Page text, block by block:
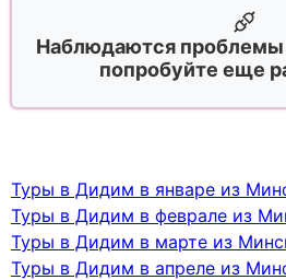
Наблюдаются проблемы
попробуйте еще
Туры в Дидим в январе из
Туры в Дидим в феврале из
Туры в Дидим в марте из
Туры в Дидим в апреле из